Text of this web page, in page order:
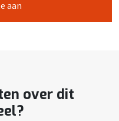
aan
over dit